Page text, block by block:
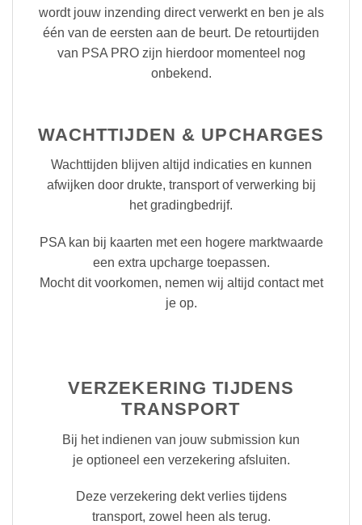
wordt jouw inzending direct verwerkt en ben je als
één van de eersten aan de beurt. De retourtijden
van PSA PRO zijn hierdoor momenteel nog
onbekend.
WACHTTIJDEN & UPCHARGES
Wachttijden blijven altijd indicaties en kunnen
afwijken door drukte, transport of verwerking bij
het gradingbedrijf.
PSA kan bij kaarten met een hogere marktwaarde
een extra upcharge toepassen.
Mocht dit voorkomen, nemen wij altijd contact met
je op.
VERZEKERING TIJDENS
TRANSPORT
Bij het indienen van jouw submission kun
je optioneel een verzekering afsluiten.
Deze verzekering dekt verlies tijdens
transport, zowel heen als terug.